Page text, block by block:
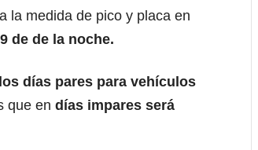
la medida de pico y placa en
de de la noche.
los días pares para vehículos
que en días impares será